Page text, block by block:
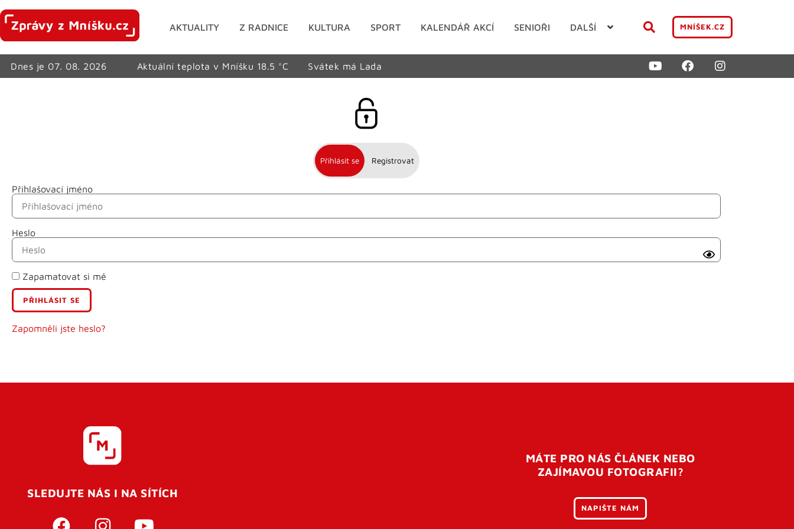
AKTUALITY Z RADNICE KULTURA SPORT KALENDÁŘ AKCÍ SENIOŘI DALŠÍ MNÍŠEK.CZ
Dnes je 07. 08. 2026 Aktuální teplota v Mníšku 18.5 °C Svátek má Lada
Přihlásit se Registrovat
Přihlašovací jméno
Heslo
Zapamatovat si mě
Zapomněli jste heslo?
Jméno
Příjmení
E-mail
Uživatelské jméno
SLEDUJTE NÁS I NA SÍTÍCH
MÁTE PRO NÁS ČLÁNEK NEBO
ZAJÍMAVOU FOTOGRAFII?
NAPIŠTE NÁM